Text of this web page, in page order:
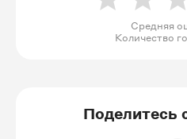
Средняя
Количество
Поделитесь